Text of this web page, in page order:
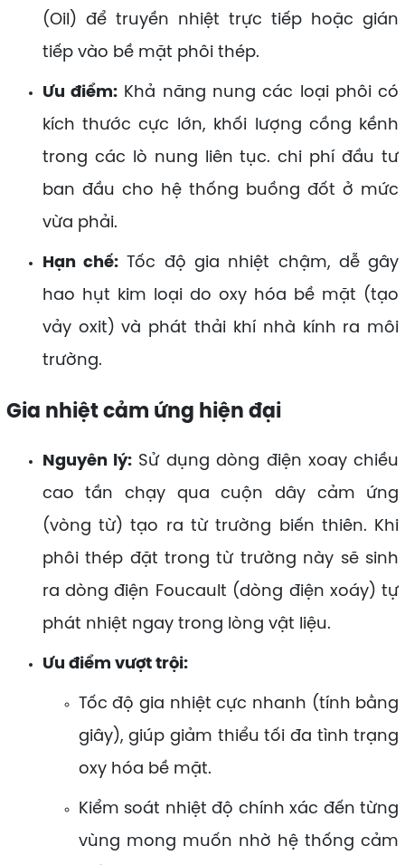
(Oil) để truyền nhiệt trực tiếp hoặc gián
tiếp vào bề mặt phôi thép.
Ưu điểm: Khả năng nung các loại phôi có
kích thước cực lớn, khối lượng cồng kềnh
trong các lò nung liên tục. chi phí đầu tư
ban đầu cho hệ thống buồng đốt ở mức
vừa phải.
Hạn chế: Tốc độ gia nhiệt chậm, dễ gây
hao hụt kim loại do oxy hóa bề mặt (tạo
vảy oxit) và phát thải khí nhà kính ra môi
trường.
Gia nhiệt cảm ứng hiện đại
Nguyên lý: Sử dụng dòng điện xoay chiều
cao tần chạy qua cuộn dây cảm ứng
(vòng từ) tạo ra từ trường biến thiên. Khi
phôi thép đặt trong từ trường này sẽ sinh
ra dòng điện Foucault (dòng điện xoáy) tự
phát nhiệt ngay trong lòng vật liệu.
Ưu điểm vượt trội:
Tốc độ gia nhiệt cực nhanh (tính bằng
giây), giúp giảm thiểu tối đa tình trạng
oxy hóa bề mặt.
Kiểm soát nhiệt độ chính xác đến từng
vùng mong muốn nhờ hệ thống cảm